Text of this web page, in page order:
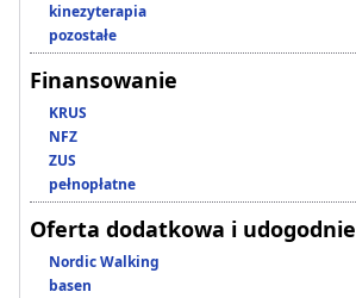
kinezyterapia
pozostałe
Finansowanie
KRUS
NFZ
ZUS
pełnopłatne
Oferta dodatkowa i
Nordic Walking
basen